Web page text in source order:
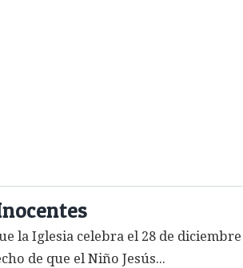
la Iglesia celebra el 28 de
de que el Niño Jesús...